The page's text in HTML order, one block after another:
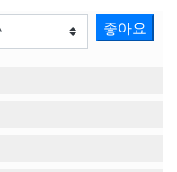
좋아요